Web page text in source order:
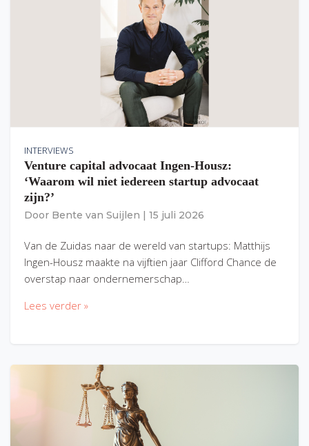
INTERVIEWS
Venture capital advocaat Ingen-Housz:
‘Waarom wil niet iedereen startup advocaat
zijn?’
Door Bente van Suijlen 15 juli 2026
Van de Zuidas naar de wereld van startups: Matthijs
Ingen-Housz maakte na vijftien jaar Clifford Chance de
overstap naar ondernemerschap…
Lees verder »